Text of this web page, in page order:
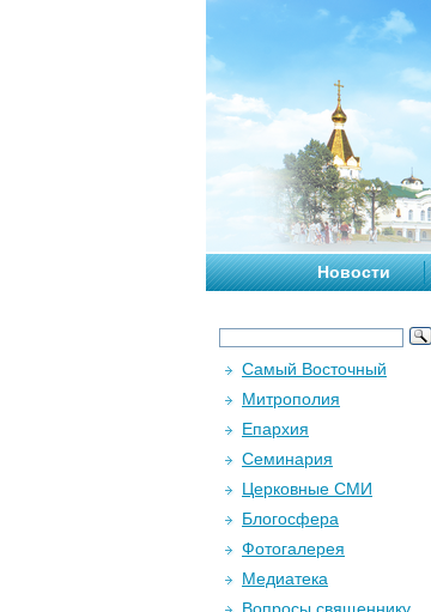
Новости
Самый Восточный
Митрополия
Епархия
Семинария
Церковные СМИ
Блогосфера
Фотогалерея
Медиатека